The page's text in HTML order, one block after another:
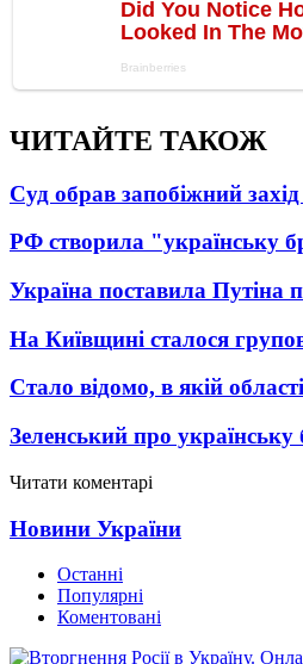
ЧИТАЙТЕ ТАКОЖ
Суд обрав запобіжний
РФ створила "українську
Україна поставила Путіна
На Київщині сталося
Стало відомо, в якій
Зеленський про
Читати коментарі
Новини України
Останні
Популярні
Коментовані